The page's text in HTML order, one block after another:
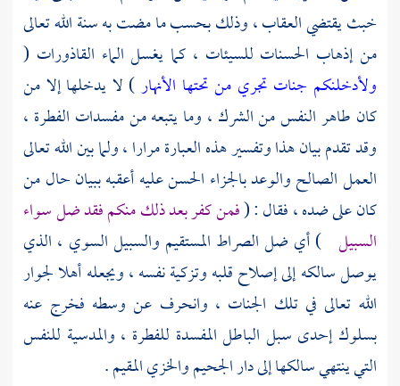
خبث يقتضي العقاب ، وذلك بحسب ما مضت به سنة الله تعالى
من إذهاب الحسنات للسيئات ، كما يغسل الماء القاذورات (
ولأدخلنكم جنات تجري من تحتها الأنهار) لا يدخلها إلا من
كان طاهر النفس من الشرك ، وما يتبعه من مفسدات الفطرة ،
وقد تقدم بيان هذا وتفسير هذه العبارة مرارا ، ولما بين الله تعالى
العمل الصالح والوعد بالجزاء الحسن عليه أعقبه ببيان حال من
كان على ضده ، فقال : (فمن كفر بعد ذلك منكم فقد ضل سواء
السبيل ) أي ضل الصراط المستقيم والسبيل السوي ، الذي
يوصل سالكه إلى إصلاح قلبه وتزكية نفسه ، ويجعله أهلا لجوار
الله تعالى في تلك الجنات ، وانحرف عن وسطه فخرج عنه
بسلوك إحدى سبل الباطل المفسدة للفطرة ، والمدسية للنفس
التي ينتهي سالكها إلى دار الجحيم والخزي المقيم .